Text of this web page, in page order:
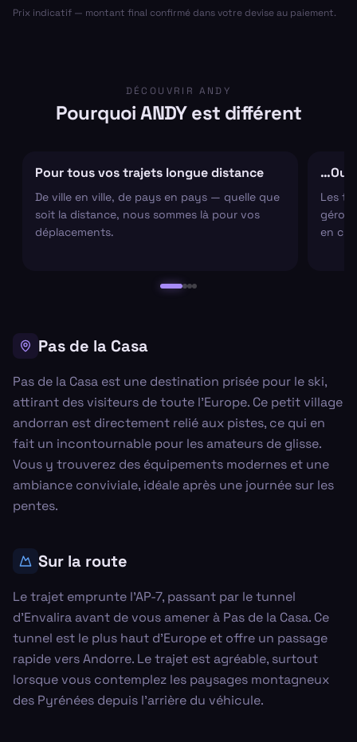
Prix indicatif — montant final confirmé dans votre devise au paiement.
DÉCOUVRIR ANDY
Pourquoi ANDY est différent
Pour tous vos trajets longue distance
De ville en ville, de pays en pays — quelle que
soit la distance, nous sommes là pour vos
déplacements.
…Ou
Les
en
Pas de la Casa
Pas de la Casa est une destination prisée pour le ski,
attirant des visiteurs de toute l'Europe. Ce petit village
andorran est directement relié aux pistes, ce qui en
fait un incontournable pour les amateurs de glisse.
Vous y trouverez des équipements modernes et une
ambiance conviviale, idéale après une journée sur les
pentes.
Sur la route
Le trajet emprunte l'AP-7, passant par le tunnel
d'Envalira avant de vous amener à Pas de la Casa. Ce
tunnel est le plus haut d'Europe et offre un passage
rapide vers Andorre. Le trajet est agréable, surtout
lorsque vous contemplez les paysages montagneux
des Pyrénées depuis l'arrière du véhicule.